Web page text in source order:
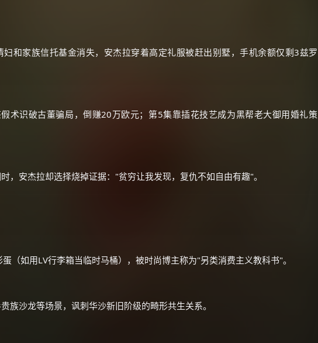
和家族信托基金消失，安杰拉穿着高定礼服被赶出别墅，手机余额仅剩3兹罗
术识破古董骗局，倒赚20万欧元；第5集靠插花技艺成为黑帮老大御用婚礼策
，安杰拉却选择烧掉证据："贫穷让我发现，复仇不如自由有趣"。
（如用LV行李箱当临时马桶），被时尚博主称为"另类消费主义教科书"。
族沙龙等场景，讽刺华沙新旧阶级的畸形共生关系。
🧧 福利领取站 ×